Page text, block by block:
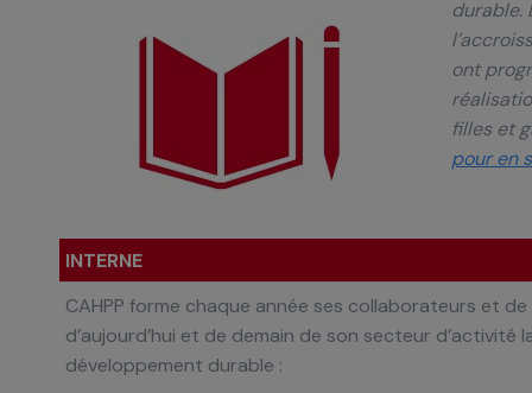
durable.
ont
filles et
pour en
INTERNE
CAHPP forme chaque année ses collaborateurs et
d’aujourd’hui et de demain de son secteur d’activité
développement durable :